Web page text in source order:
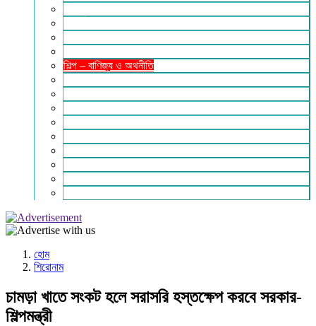
শিল্প – বাণিজ্য ও অথনীতি
হোম
শিরোনাম
চামড়া খাতে সংকট হলে সরাসরি হস্তক্ষেপ করবে সরকার-
শিল্পমন্ত্রী